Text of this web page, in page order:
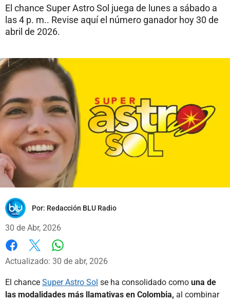
El chance Super Astro Sol juega de lunes a sábado a
las 4 p. m.. Revise aquí el número ganador hoy 30 de
abril de 2026.
Por: Redacción BLU Radio
30 de Abr, 2026
Facebook
X
Actualizado: 30 de abr, 2026
El chance Super Astro Sol se ha consolidado como una de
las modalidades más llamativas en Colombia, al combinar